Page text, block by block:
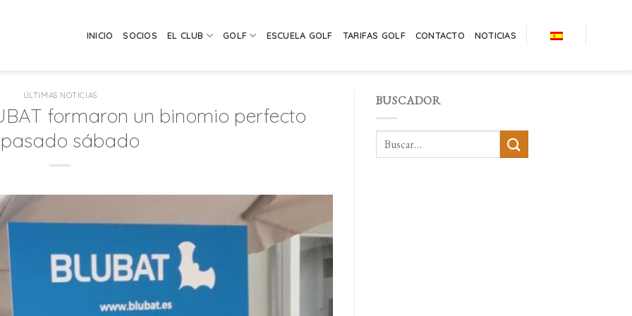
INICIO SOCIOS EL CLUB GOLF ESCUELA GOLF TARIFAS GOLF CONTACTO NOTICIAS
ÚLTIMAS NOTICIAS
formaron un binomio perfecto
sábado
BUSCADOR